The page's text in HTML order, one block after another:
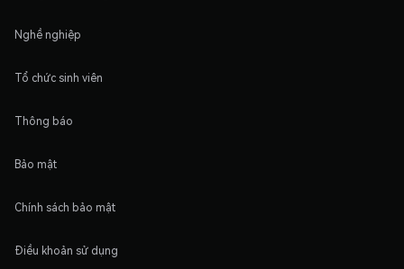
Nghề nghiệp
Tổ chức sinh viên
Thông báo
Bảo mật
Chính sách bảo mật
Điều khoản sử dụng